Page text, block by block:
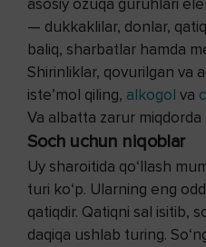
asosiy ozuqa guruhlari
— dukkaklilar, donlar,
baliq, sharbatlar hamda
Shirinliklar, qovurilgan va
iste’mol qiling, alkogol va
Va albatta zarur
Soch uchun niqoblar
Uy sharoitida qo‘llash
turi ko‘p. Ularning eng
qatiqdir. Qatiqni sal isitib,
daqiqa ushlab turing.